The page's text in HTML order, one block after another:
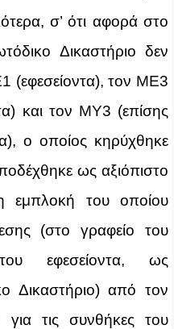
σ’ ότι αφορά στο
Δικαστήριο δεν
(εφεσείοντα), τον ΜΕ3
και τον ΜΥ3 (επίσης
ο οποίος κηρύχθηκε
ως αξιόπιστο
του οποίου
(στο γραφείο του
εφεσείοντα, ως
Δικαστήριο) από τον
τις συνθήκες του